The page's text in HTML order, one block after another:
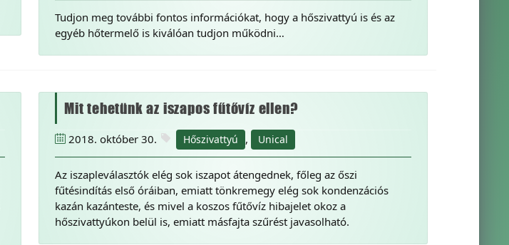
Tudjon meg további fontos információkat, hogy a hőszivattyú is és az
egyéb hőtermelő is kiválóan tudjon működni…
Mit tehetünk az iszapos fűtővíz ellen?
2018. október 30. Hőszivattyú , Unical
Az iszapleválasztók elég sok iszapot átengednek, főleg az őszi
fűtésindítás első óráiban, emiatt tönkremegy elég sok kondenzációs
kazán kazánteste, és mivel a koszos fűtővíz hibajelet okoz a
hőszivattyúkon belül is, emiatt másfajta szűrést javasolható.